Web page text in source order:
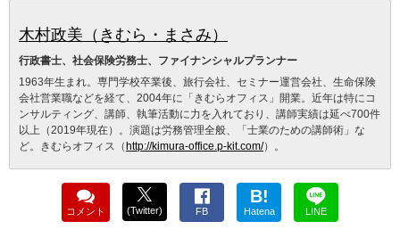
木村政美（きむら・まさみ）
行政書士、社会保険労務士、ファイナンシャルプランナー
1963年生まれ。専門学校卒業後、旅行会社、セミナー運営会社、生命保険
会社営業職などを経て、2004年に「きむらオフィス」開業。近年は特にコ
ンサルティング、講師、執筆活動に力を入れており、講師実績は延べ700件
以上（2019年現在）。演題は労務管理全般、「士業のための講師術」な
ど。きむらオフィス（http://kimura-office.p-kit.com/）。
コメント (Twitter) FB
B!
Hatena LINE